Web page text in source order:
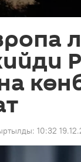
10:32